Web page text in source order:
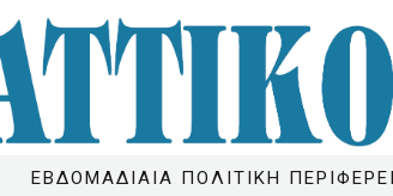
ΕΒΔΟΜΑΔΙΑΙΑ ΠΟΛΙΤΙΚΗ